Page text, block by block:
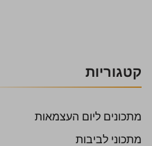
קטגוריות
מתכונים ליום העצמאות
מתכוני לביבות